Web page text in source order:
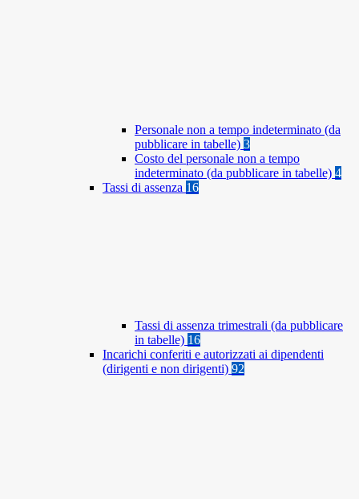
Personale non a tempo indeterminato (da
pubblicare in tabelle) 3
Costo del personale non a tempo
indeterminato (da pubblicare in tabelle) 4
Tassi di assenza 16
Tassi di assenza trimestrali (da pubblicare
in tabelle) 16
Incarichi conferiti e autorizzati ai dipendenti
(dirigenti e non dirigenti) 92